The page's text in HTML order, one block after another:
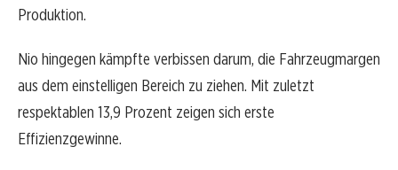
Produktion.
Nio hingegen kämpfte verbissen darum, die Fahrzeugmargen
aus dem einstelligen Bereich zu ziehen. Mit zuletzt
respektablen 13,9 Prozent zeigen sich erste
Effizienzgewinne.